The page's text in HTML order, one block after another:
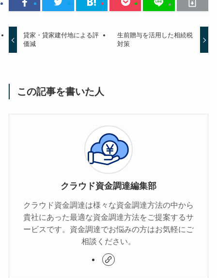
貸家・貸家建付地による評
価減
生前贈与を活用した相続税
対策
この記事を書いた人
クラウド資金調達編集部
クラウド資金調達は様々な資金調達方法の中から
貴社にあった最適な資金調達方法をご提案するサ
ービスです。資金調達でお悩みの方はお気軽にご
相談ください。